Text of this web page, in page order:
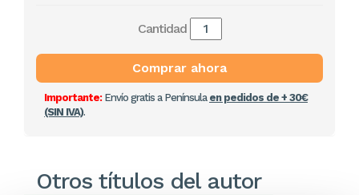
Cantidad
Comprar ahora
Importante:Envío gratis a Península en pedidos de + 30€
(SIN IVA).
Otros títulos del autor